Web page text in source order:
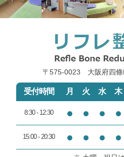
ブレットで3段階強弱などの
詳しい説明をしてもらいあと
説明がとても丁寧でわかりや
すくとてもお手頃なのでまた
機会があればいこうと思いま
す。
＜院長のコメント＞
M,K様
〒575-0023 大阪府四條
受付時間 月 火 水 木
8:30 - 12:30 ● ● ● ●
15:00 - 20:30 ● ● ● ●